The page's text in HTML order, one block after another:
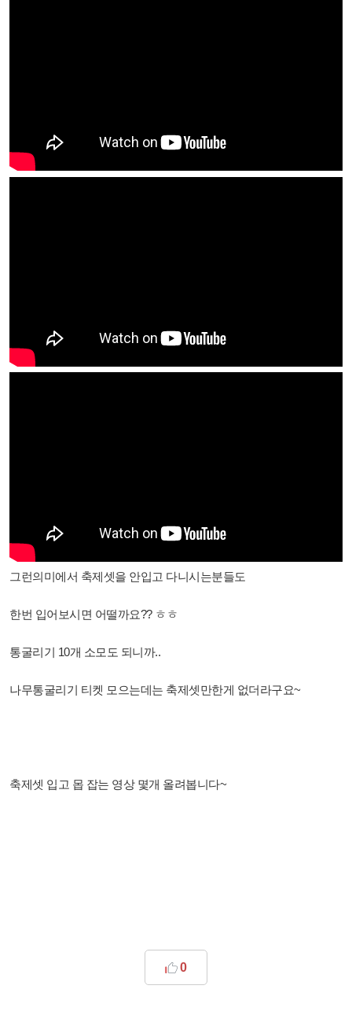
그런의미에서 축제셋을 안입고 다니시는분들도
한번 입어보시면 어떨까요?? ㅎㅎ
통굴리기 10개 소모도 되니까..
나무통굴리기 티켓 모으는데는 축제셋만한게 없더라구요~
축제셋 입고 몹 잡는 영상 몇개 올려봅니다~
0